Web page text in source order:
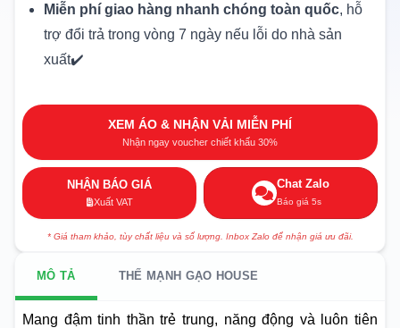
Miễn phí giao hàng nhanh chóng toàn quốc, hỗ
trợ đổi trả trong vòng 7 ngày nếu lỗi do nhà sản
xuất✔️
XEM ÁO & NHẬN VẢI MIỄN PHÍ
Nhận ngay voucher chiết khấu 30%
NHẬN BÁO GIÁ
Xuất VAT
Chat Zalo
Báo giá 5s
* Giá tham khảo, tùy chất liệu và số lượng. Inbox Zalo để nhận giá ưu đãi.
MÔ TẢ THẾ MẠNH GẠO HOUSE
Mang đậm tinh thần trẻ trung, năng động và luôn tiên